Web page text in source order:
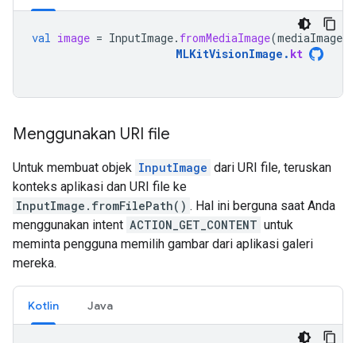
val image = InputImage. fromMediaImage(mediaImage
MLKitVisionImage . kt
Menggunakan URI file
Untuk membuat objek InputImage dari URI file, teruskan
konteks aplikasi dan URI file ke
InputImage.fromFilePath() . Hal ini berguna saat Anda
menggunakan intent ACTION_GET_CONTENT untuk
meminta pengguna memilih gambar dari aplikasi galeri
mereka.
Kotlin Java